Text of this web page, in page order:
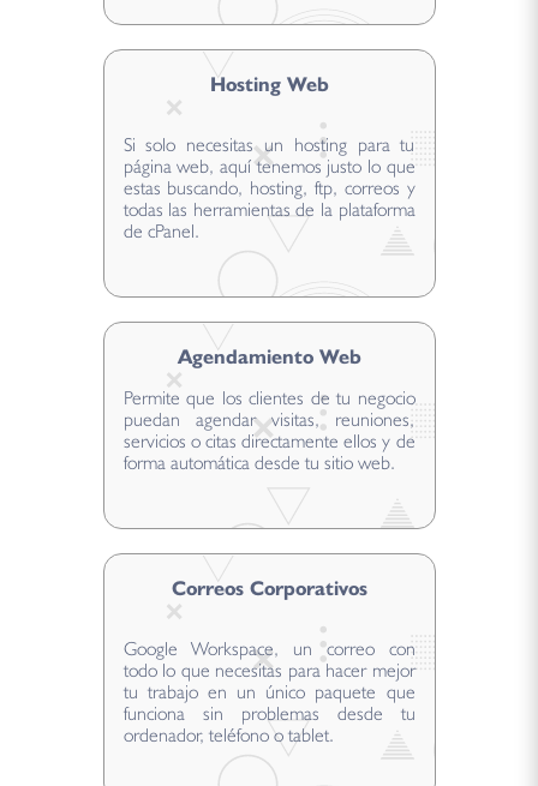
Hosting Web
Si solo necesitas un hosting para tu
página web, aquí tenemos justo lo que
estas buscando, hosting, ftp, correos y
todas las herramientas de la plataforma
de cPanel.
Agendamiento Web
Permite que los clientes de tu negocio
puedan agendar visitas, reuniones,
servicios o citas directamente ellos y de
forma automática desde tu sitio web.
Correos Corporativos
Google Workspace, un correo con
todo lo que necesitas para hacer mejor
tu trabajo en un único paquete que
funciona sin problemas desde tu
ordenador, teléfono o tablet.